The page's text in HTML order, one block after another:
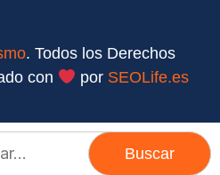
. Todos los Derechos
con
por SEOLife.es